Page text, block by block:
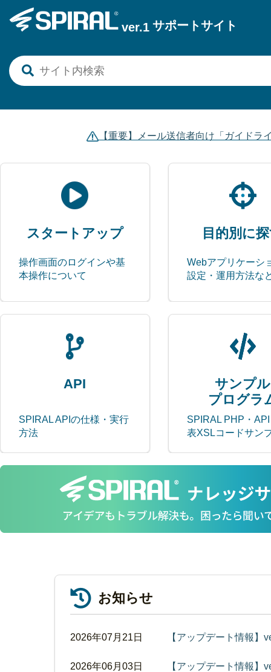
ver.1 サポートサイト
ver.1 サポートサイト
【重要】メール送信者向け「ガイド
スタートアップ
操作画面のログインや基
本操作について
目的別に
Webアプリケーシ
設定・運用方法な
API
SPIRAL APIの仕様・実行
方法
サンプル
プログラ
SPIRAL PHP・
表XSLコードサン
お知らせ
2026年07月21日 【アップデート情報】
2026年06月03日 【アップデート情報】